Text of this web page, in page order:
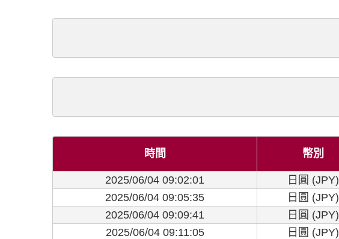
時間 幣別
2025/06/04 09:02:01
日圓 (JPY)
2025/06/04 09:05:35
日圓 (JPY)
2025/06/04 09:09:41
日圓 (JPY)
2025/06/04 09:11:05
日圓 (JPY)